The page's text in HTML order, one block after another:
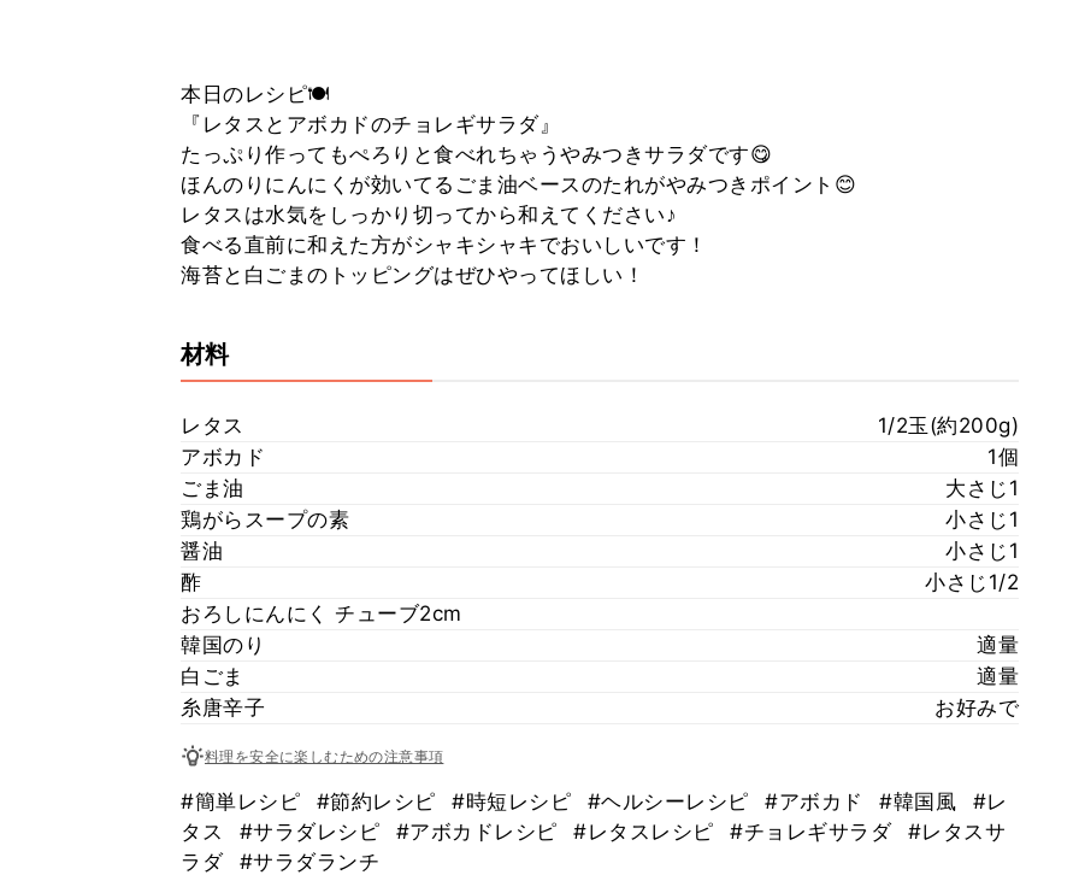
本日のレシピ🍽
『レタスとアボカドのチョレギサラダ』
たっぷり作ってもぺろりと食べれちゃうやみつきサラダです😋
ほんのりにんにくが効いてるごま油ベースのたれがやみつきポイント😊
レタスは水気をしっかり切ってから和えてください♪
食べる直前に和えた方がシャキシャキでおいしいです！
海苔と白ごまのトッピングはぜひやってほしい！
材料
レタス
1/2玉(約200g)
アボカド
1個
ごま油
大さじ1
鶏がらスープの素
小さじ1
醤油
小さじ1
酢
小さじ1/2
おろしにんにく チューブ2cm
韓国のり
適量
白ごま
適量
糸唐辛子
お好みで
料理を安全に楽しむための注意事項
#簡単レシピ #節約レシピ #時短レシピ #ヘルシーレシピ #アボカド #韓国風
#レ
タス
#サラダレシピ #アボカドレシピ #レタスレシピ #チョレギサラダ
#レタスサ
ラダ
#サラダランチ